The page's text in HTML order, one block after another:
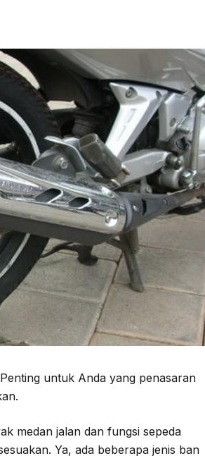
untuk Anda yang penasaran
medan jalan dan fungsi sepeda
Ya, ada beberapa jenis ban